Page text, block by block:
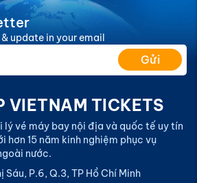
update in your email
Gửi
VIETNAM TICKETS
vé máy bay nội địa và quốc tế uy tín
hơn 15 năm kinh nghiệm phục vụ
nước.
Sáu, P.6, Q.3, TP Hồ Chí Minh